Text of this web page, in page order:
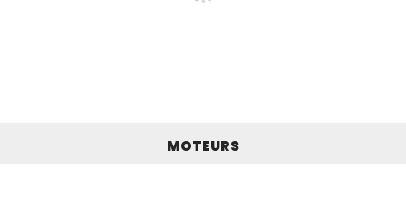
MOTEURS